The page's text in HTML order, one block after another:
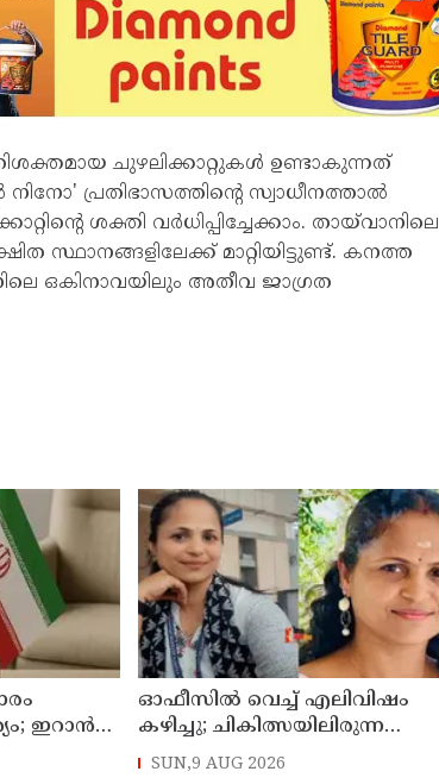
ചുഴലിക്കാറ്റുകൾ ഉണ്ടാകുന്നത്
പ്രതിഭാസത്തിന്റെ സ്വാധീനത്താൽ
ശക്തി വർധിപ്പിച്ചേക്കാം. തായ്‌വാനിലെ
മാറ്റിയിട്ടുണ്ട്. കനത്ത
ഒകിനാവയിലും അതീവ ജാഗ്രത
ഇറാന്‍
ഓഫീസില്‍ വെച്ച് എലിവിഷം
കഴിച്ചു; ചികിത്സയിലിരുന്ന
കാസര്‍കോട് കളക്ടറേറ്റിലെ
SUN,9 AUG 2026